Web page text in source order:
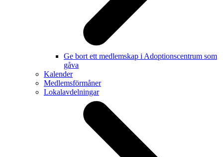
Ge bort ett medlemskap i Adoptionscentrum som
gåva
Kalender
Medlemsförmåner
Lokalavdelningar